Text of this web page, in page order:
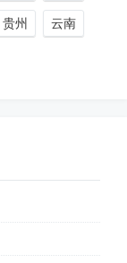
贵州 云南